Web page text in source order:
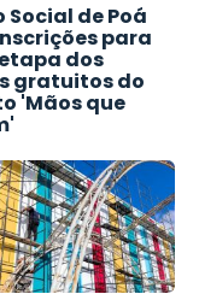
Social de Poá
para
dos
gratuitos do
'Mãos que